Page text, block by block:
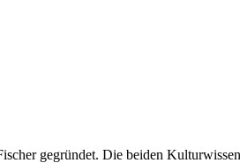
gegründet. Die beiden